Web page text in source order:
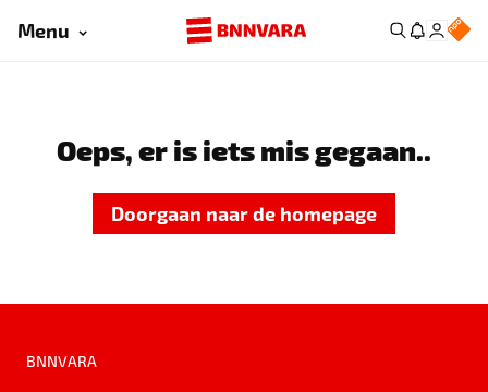
Menu
Oeps, er is iets mis gegaan..
Doorgaan naar de homepage
BNNVARA